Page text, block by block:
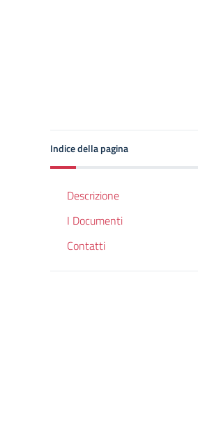
Indice della pagina
Descrizione
I Documenti
Contatti